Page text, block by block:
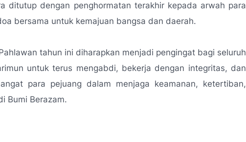
ditutup dengan penghormatan terakhir kepada arwah para
bersama untuk kemajuan bangsa dan daerah.
tahun ini diharapkan menjadi pengingat bagi seluruh
untuk terus mengabdi, bekerja dengan integritas, dan
para pejuang dalam menjaga keamanan, ketertiban,
Bumi Berazam.